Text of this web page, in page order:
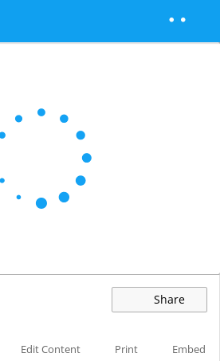
Share
Edit Content
Print Embed